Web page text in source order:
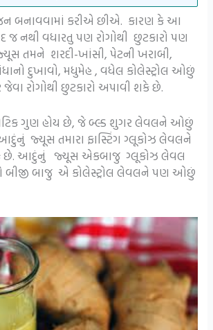
બનાવવામાં કરીએ છીએ. કારણ કે આ
જ નથી વધારતુ પણ રોગોથી છુટકારો પણ
તમને શરદી-ખાંસી, પેટની ખરાબી,
દુખાવો, મધુમેહ , વધેલ કોલેસ્ટ્રોલ ઓછું
રોગોથી છુટકારો અપાવી શકે છે.
ગુણ હોય છે, જે બ્લ્ડ શુગર લેવલને ઓછું
જ્યૂસ તમારા ફાસ્ટિંગ ગ્લૂકોઝ લેવલને
છે. આદુંનું જ્યૂસ એકબાજુ ગ્લૂકોઝ લેવલ
બીજી બાજુ એ કોલેસ્ટ્રોલ લેવલને પણ ઓછું